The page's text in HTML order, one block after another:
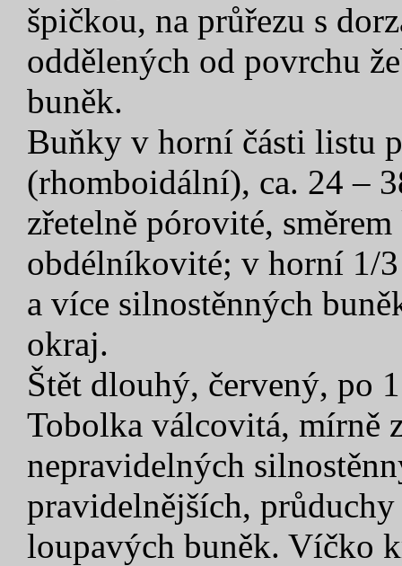
špičkou, na průřezu s
oddělených od povrchu
buněk.
Buňky v horní části listu
(rhomboidální), ca. 24 –
zřetelně pórovité,
obdélníkovité; v horní 1/
a více silnostěnných
okraj.
Štět dlouhý, červený, po
Tobolka válcovitá, mírně
nepravidelných
pravidelnějších,
loupavých buněk. Víčko